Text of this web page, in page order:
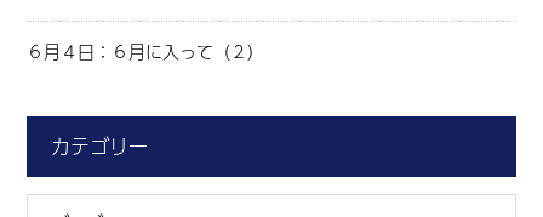
６月４日：６月に入って（２）
カテゴリー